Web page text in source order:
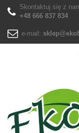
Skontaktuj się z
+48 666 837 834
e-mail: